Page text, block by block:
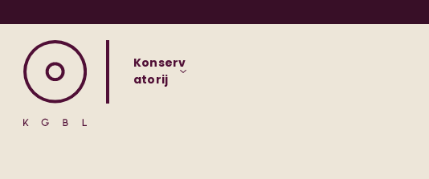
Konserv
atorij